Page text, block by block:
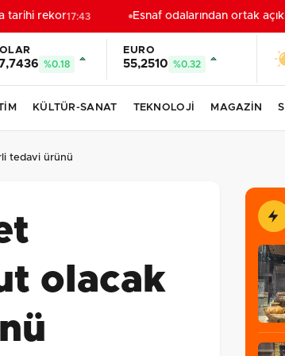
rekor17:43 Esnaf odalarından ortak
%0.18
EURO
55,2510 %0.32
KÜLTÜR-SANAT TEKNOLOJİ MAGAZİN
tedavi ürünü
olacak